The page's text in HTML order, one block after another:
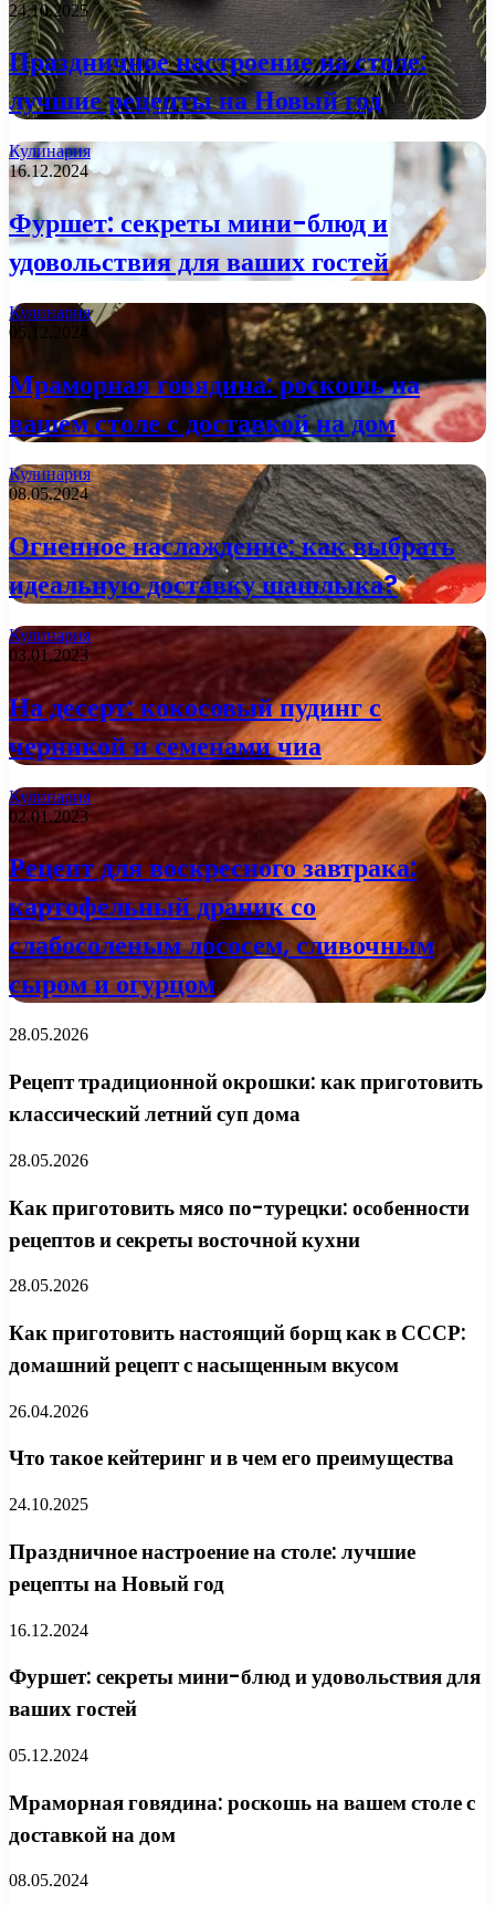
24.10.2025
Праздничное настроение на столе:
лучшие рецепты на Новый год
Кулинария
16.12.2024
Фуршет: секреты мини-блюд и
удовольствия для ваших гостей
Кулинария
05.12.2024
Мраморная говядина: роскошь на
вашем столе с доставкой на дом
Кулинария
08.05.2024
Огненное наслаждение: как выбрать
идеальную доставку шашлыка?
Кулинария
03.01.2023
На десерт: кокосовый пудинг с
черникой и семенами чиа
Кулинария
02.01.2023
Рецепт для воскресного завтрака:
картофельный драник со
слабосоленым лососем, сливочным
сыром и огурцом
28.05.2026
Рецепт традиционной окрошки: как приготовить
классический летний суп дома
28.05.2026
Как приготовить мясо по-турецки: особенности
рецептов и секреты восточной кухни
28.05.2026
Как приготовить настоящий борщ как в СССР:
домашний рецепт с насыщенным вкусом
26.04.2026
Что такое кейтеринг и в чем его преимущества
24.10.2025
Праздничное настроение на столе: лучшие
рецепты на Новый год
16.12.2024
Фуршет: секреты мини-блюд и удовольствия для
ваших гостей
05.12.2024
Мраморная говядина: роскошь на вашем столе с
доставкой на дом
08.05.2024